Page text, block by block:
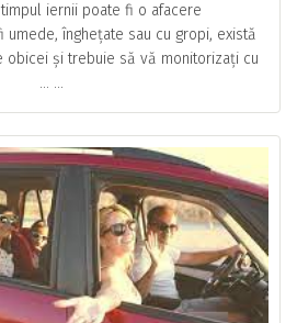
iernii poate fi o afacere
înghețate sau cu gropi, există
obicei și trebuie să vă monitorizați cu
… ...